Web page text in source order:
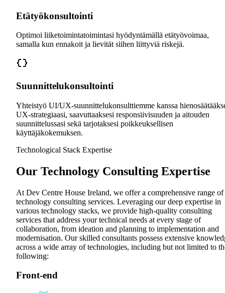
Etätyökonsultointi
Optimoi liiketoimintatoimintasi hyödyntämällä etätyövoimaa,
samalla kun ennakoit ja lievität siihen liittyviä riskejä.
Suunnittelukonsultointi
Yhteistyö UI/UX-suunnittelukonsulttiemme kanssa
UX-strategiaasi, saavuttaaksesi responsiivisuuden ja aitouden
suunnittelussasi sekä tarjotaksesi poikkeuksellisen
käyttäjäkokemuksen.
Technological Stack Expertise
Our Technology Consulting Expertise
At Dev Centre House Ireland, we offer a comprehensive range of
technology consulting services. Leveraging our deep expertise in
various technology stacks, we provide high-quality consulting
services that address your technical needs at every stage of
collaboration, from ideation and planning to implementation and
modernisation. Our skilled consultants possess extensive
across a wide array of technologies, including but not limited to
following:
Front-end